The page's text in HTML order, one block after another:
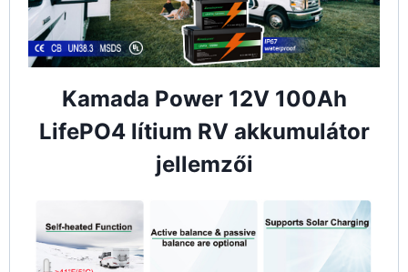
Kamada Power 12V 100Ah
LifePO4 lítium RV akkumulátor
jellemzői